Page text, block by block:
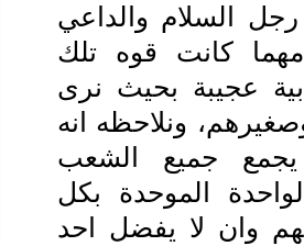
السلام والداعي
مهما كانت قوه تلك
عجيبة بحيث نرى
ونلاحظه انه
جميع الشعب
الموحدة بكل
وان لا يفضل احد